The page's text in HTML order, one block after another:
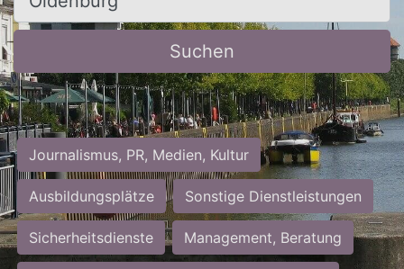
Suchen
Journalismus, PR, Medien, Kultur
Ausbildungsplätze Sonstige Dienstleistungen
Sicherheitsdienste Management, Beratung